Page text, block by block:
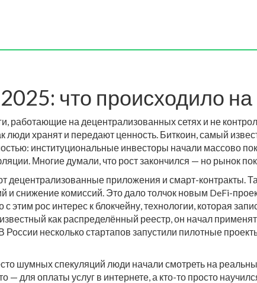
что происходило
работающие на децентрализованных сетях и не
люди хранят и передают ценность. Биткоин, самый
институциональные инвесторы начали массово
Многие думали, что рост закончился — но рынок
децентрализованные приложения и смарт-контракты.
и снижение комиссий. Это дало толчок новым DeFi-
этим рос интерес к блокчейну,технологии, которая
как распределённый реестр, он начал
несколько стартапов запустили пилотные
шумных спекуляций люди начали смотреть на
для оплаты услуг в интернете, а кто-то просто